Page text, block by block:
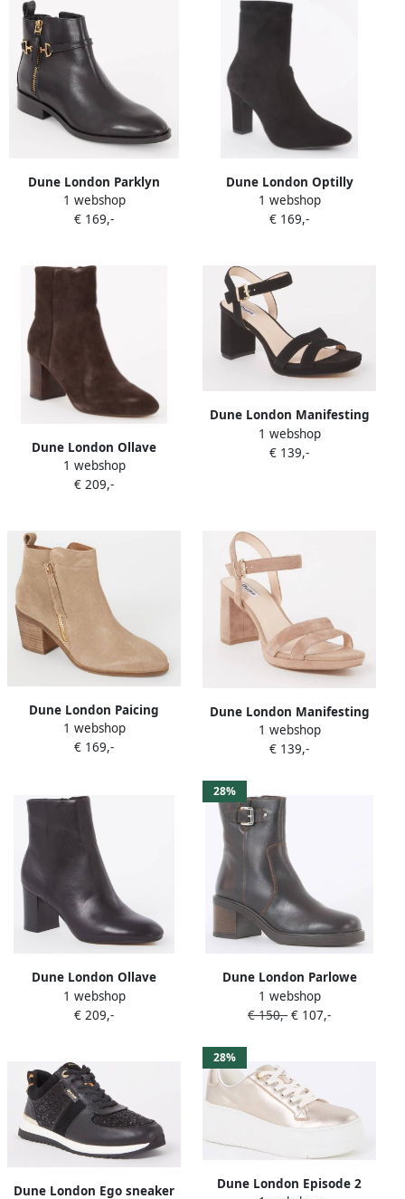
Dune London Parklyn
enkellaarsje van leer
1 webshop
€ 169,-
Dune London Optilly
enkellaarsje van suède
1 webshop
€ 169,-
Dune London Ollave
enkellaarsje van leer
1 webshop
€ 209,-
Dune London Manifesting
sandalette
1 webshop
€ 139,-
Dune London Paicing
enkellaarsje van suède
1 webshop
€ 169,-
Dune London Manifesting
sandalette
1 webshop
€ 139,-
Dune London Ollave
enkellaarsje van leer
1 webshop
€ 209,-
28%
Dune London Parlowe
enkellaarsje van leer
1 webshop
€ 150,- € 107,-
Dune London Ego sneaker
28%
Dune London Episode 2